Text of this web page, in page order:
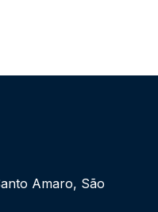
Amaro, São